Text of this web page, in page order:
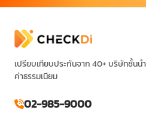
เปรียบเทียบประกันจาก 40+ บริษัทชั้นน
ค่าธรรมเนียม
02-985-9000